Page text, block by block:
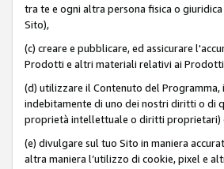
tra te e ogni altra persona fisica o
Sito),
(c) creare e pubblicare, ed assicurare
Prodotti e altri materiali relativi ai
(d) utilizzare il Contenuto del
indebitamente di uno dei nostri diritti o di
proprietà intellettuale o diritti proprietari)
(e) divulgare sul tuo Sito in maniera
altra maniera l’utilizzo di cookie, pixel e